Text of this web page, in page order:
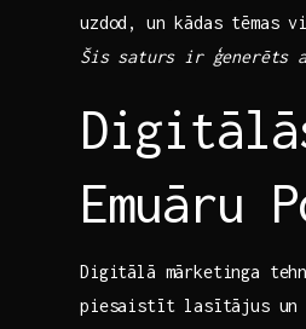
uzdod, un kādas‍ tēmas
Šis⁤ saturs ir ģenerēts
Emuāru
Digitālā​ mārketinga
piesaistīt lasītājus un⁢